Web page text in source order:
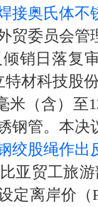
接奥氏体
委员会管
销日落复
特材科技股
（含）至
钢管。本决
绞股绳作出
贸工旅游
定离岸价